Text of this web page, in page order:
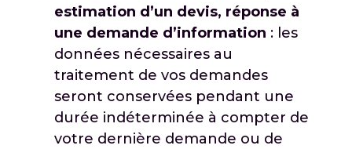
estimation d’un devis, réponse à
une demande d’information : les
données nécessaires au
traitement de vos demandes
seront conservées pendant une
durée indéterminée à compter de
votre dernière demande ou de